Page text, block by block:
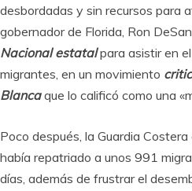
desbordadas y sin recursos para
gobernador de Florida, Ron
Nacional estatalpara asistir en
migrantes, en un movimiento
Blancaque lo calificó como una
Poco después, la Guardia
había repatriado a unos 991
días, además de frustrar el